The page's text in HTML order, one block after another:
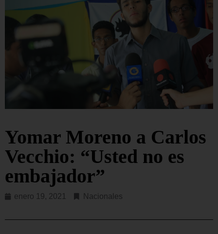
Yomar Moreno a Carlos
Vecchio: “Usted no es
embajador”
enero 19, 2021 Nacionales